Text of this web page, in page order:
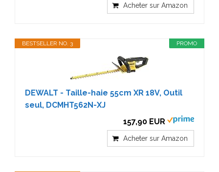
Acheter sur Amazon
PROMO
BESTSELLER NO. 3
DEWALT - Taille-haie 55cm XR 18V, Outil
seul, DCMHT562N-XJ
157,90 EUR
Acheter sur Amazon